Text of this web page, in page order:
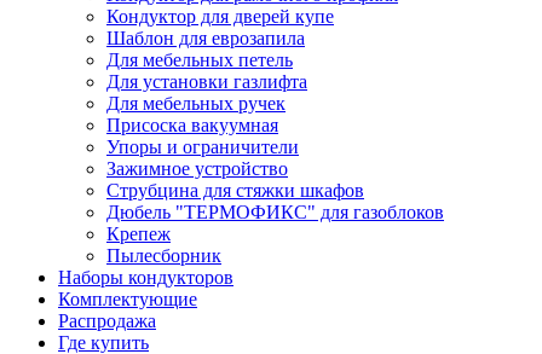
Кондуктор для дверей купе
Шаблон для еврозапила
Для мебельных петель
Для установки газлифта
Для мебельных ручек
Присоска вакуумная
Упоры и ограничители
Зажимное устройство
Струбцина для стяжки шкафов
Дюбель "ТЕРМОФИКС" для газоблоков
Крепеж
Пылесборник
Наборы кондукторов
Комплектующие
Распродажа
Где купить